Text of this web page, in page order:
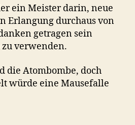
ein Meister darin, neue
Erlangung durchaus von
getragen sein
zu verwenden.
die Atombombe, doch
würde eine Mausefalle